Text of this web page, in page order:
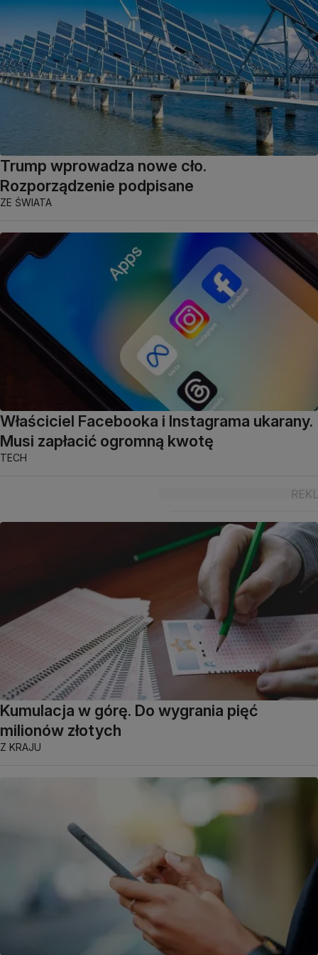
Trump wprowadza nowe cło.
Rozporządzenie podpisane
ZE ŚWIATA
Właściciel Facebooka i Instagrama ukarany.
Musi zapłacić ogromną kwotę
TECH
Kumulacja w górę. Do wygrania pięć
milionów złotych
Z KRAJU